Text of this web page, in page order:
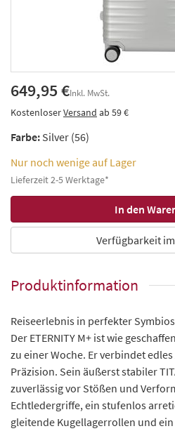
649,95 €Inkl. MwSt.
KostenloserVersand ab 59 €
Farbe: Silver (56)
Nur noch wenige auf Lager
Lieferzeit 2-5 Werktage*
Verfügbarkeit
Produktinformation
Reiseerlebnis in perfekter
Der ETERNITY M+ ist wie
zu einer Woche. Er verbindet
Präzision. Sein äußerst stabiler
zuverlässig vor Stößen und
Echtledergriffe, ein stufenlos
gleitende Kugellagerrollen und